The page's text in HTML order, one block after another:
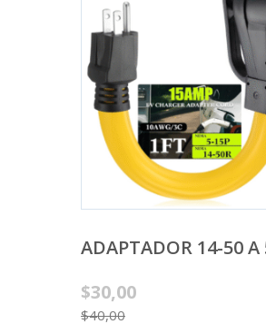
ADAPTADOR 14-50 A
$40,00
Original
price
$30,00